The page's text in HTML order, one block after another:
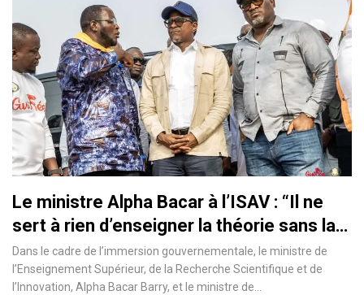
Le ministre Alpha Bacar à l’ISAV : “Il ne
sert à rien d’enseigner la théorie sans la…
Dans le cadre de l’immersion gouvernementale, le ministre de
l’Enseignement Supérieur, de la Recherche Scientifique et de
l’Innovation, Alpha Bacar Barry, et le ministre de…